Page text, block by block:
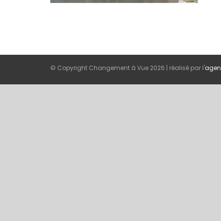
© Copyright Changement à Vue 2026 | réalisé par l'